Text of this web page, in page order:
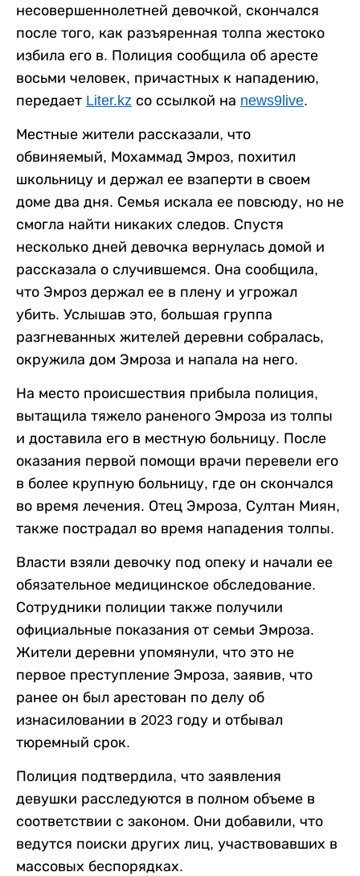
несовершеннолетней девочкой, скончался
после того, как разъяренная толпа жестоко
избила его в. Полиция сообщила об аресте
восьми человек, причастных к нападению,
передает Liter.kz со ссылкой на news9live.
Местные жители рассказали, что
обвиняемый, Мохаммад Эмроз, похитил
школьницу и держал ее взаперти в своем
доме два дня. Семья искала ее повсюду, но не
смогла найти никаких следов. Спустя
несколько дней девочка вернулась домой и
рассказала о случившемся. Она сообщила,
что Эмроз держал ее в плену и угрожал
убить. Услышав это, большая группа
разгневанных жителей деревни собралась,
окружила дом Эмроза и напала на него.
На место происшествия прибыла полиция,
вытащила тяжело раненого Эмроза из толпы
и доставила его в местную больницу. После
оказания первой помощи врачи перевели его
в более крупную больницу, где он скончался
во время лечения. Отец Эмроза, Султан Миян,
также пострадал во время нападения толпы.
Власти взяли девочку под опеку и начали ее
обязательное медицинское обследование.
Сотрудники полиции также получили
официальные показания от семьи Эмроза.
Жители деревни упомянули, что это не
первое преступление Эмроза, заявив, что
ранее он был арестован по делу об
изнасиловании в 2023 году и отбывал
тюремный срок.
Полиция подтвердила, что заявления
девушки расследуются в полном объеме в
соответствии с законом. Они добавили, что
ведутся поиски других лиц, участвовавших в
массовых беспорядках.